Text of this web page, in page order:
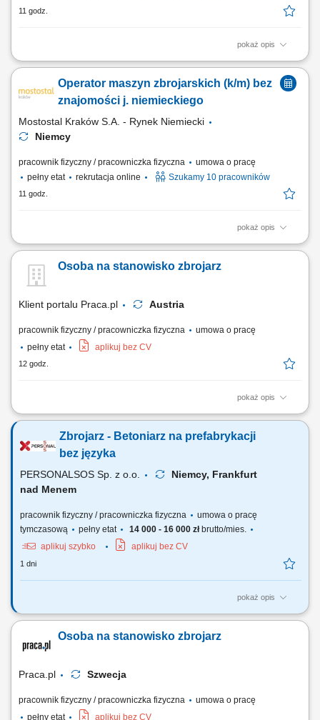
11 godz.
pokaż opis
Opis stanowiska: Wykonywanie prac zbrojarskich przy produkcji
użyciu cęgów zbrojarskich. Odczytywanie dokumentacji technicznej i
przygotowywanie elementów do dalszej produkcji. Utrzymywanie
Operator maszyn zbrojarskich (k/m) bez
znajomości j. niemieckiego
Mostostal Kraków S.A. - Rynek Niemiecki
Niemcy
pracownik fizyczny / pracowniczka fizyczna
umowa o pracę
pełny etat
rekrutacja online Szukamy 10 pracowników
11 godz.
pokaż opis
Zakres obowiązków Obsługa maszyn zbrojarskich ‎( STEMA, Schnell,
Osoba na stanowisko zbrojarz
Klient portalu Praca.pl Austria
pracownik fizyczny / pracowniczka fizyczna
umowa o pracę
pełny etat
aplikuj bez CV
12 godz.
pokaż opis
wykonywanie elementów zbrojeniowych: szkielety, siatki oraz
projektem; udział w realizacji inwestycji infrastrukturalnych (np. mosty,
tunele) współpraca z zespołem na placu budowy;
Zbrojarz - Betoniarz na prefabrykacji
bez języka
PERSONALSOS Sp. z o.o.
Niemcy, Frankfurt
nad Menem
pracownik fizyczny / pracowniczka fizyczna
umowa o pracę
tymczasową
pełny etat 14 000 - 16 000 złbrutto/mies.
aplikuj szybko
aplikuj bez CV
1 dni
pokaż opis
Opis stanowiska: Wykonywanie zbrojeń zgodnie z rysunkiem
interpretacja dokumentacji technicznej; Przygotowanie form oraz
elementów do betonowania; Montaż zbrojeń w formach
Osoba na stanowisko zbrojarz
Praca.pl Szwecja
pracownik fizyczny / pracowniczka fizyczna
umowa o pracę
pełny etat
aplikuj bez CV